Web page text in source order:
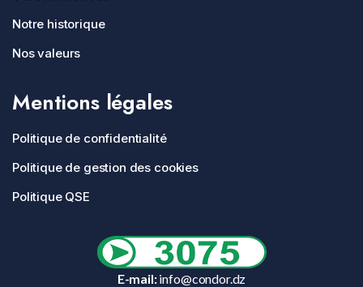
Notre historique
Nos valeurs
Mentions légales
Politique de confidentialité
Politique de gestion des cookies
Politique QSE
E-mail:info@condor.dz